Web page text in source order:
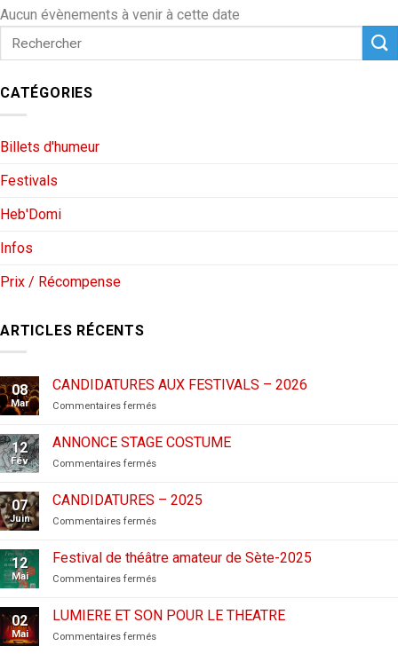
Aucun évènements à venir à cette date
CATÉGORIES
Billets d'humeur
Festivals
Heb'Domi
Infos
Prix / Récompense
ARTICLES RÉCENTS
08
Mar
CANDIDATURES AUX FESTIVALS – 2026
Commentaires ferméssur
AUX
FESTIVALS
–
12
Fév
ANNONCE STAGE COSTUME
Commentaires ferméssur
STAGE
COSTUME
07
Juin
CANDIDATURES – 2025
Commentaires ferméssur
2025
12
Mai
Festival de théâtre amateur de Sète-2025
Commentaires ferméssur
de
théâtre
amateur
02
Mai
LUMIERE ET SON POUR LE THEATRE
Commentaires ferméssur